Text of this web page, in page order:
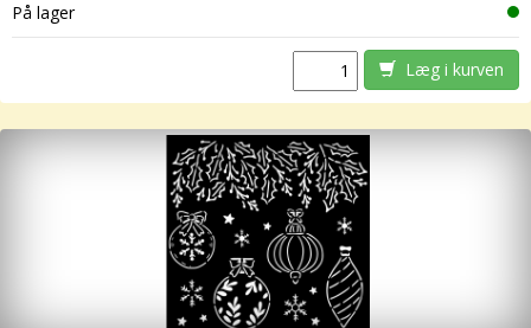
På lager
Læg i kurven